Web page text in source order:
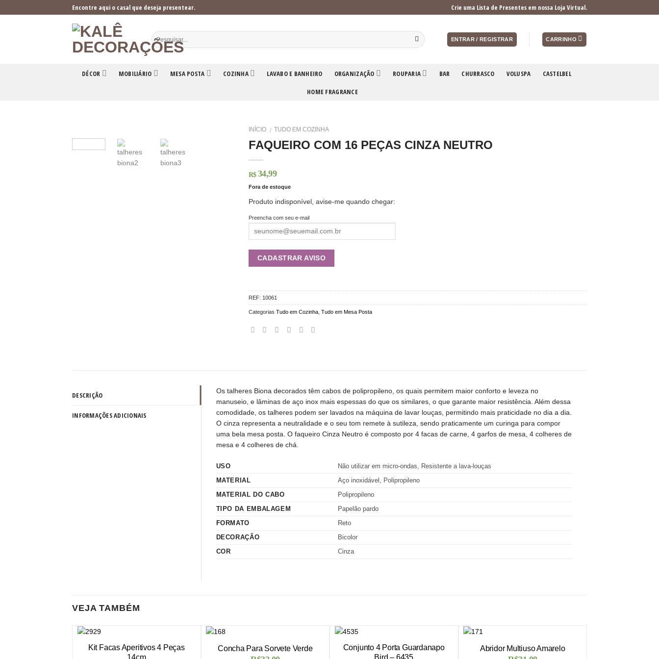
to
Encontre aqui o casal que deseja presentear. Crie uma Lista de Presentes em nossa Loja Virtual.
ENTRAR / REGISTRAR CARRINHO
DÉCOR MOBILIÁRIO MESA POSTA COZINHA LAVABO E BANHEIRO ORGANIZAÇÃO ROUPARIA BAR CHURRASCO VOLUSPA CASTELBEL
HOME FRAGRANCE
INÍCIO / TUDO EM COZINHA
FAQUEIRO COM 16 PEÇAS CINZA NEUTRO
R$ 34,99
Fora de estoque
Produto indisponível, avise-me quando chegar:
Preencha com seu e-mail
REF: 10061
Categorias Tudo em Cozinha, Tudo em Mesa Posta
DESCRIÇÃO
INFORMAÇÕES ADICIONAIS
Os talheres Biona decorados têm cabos de polipropileno, os quais permitem maior conforto e leveza no
manuseio, e lâminas de aço inox mais espessas do que os similares, o que garante maior resistência. Além dessa
comodidade, os talheres podem ser lavados na máquina de lavar louças, permitindo mais praticidade no dia a dia.
O cinza representa a neutralidade e o seu tom remete à sutileza, sendo praticamente um curinga para compor
uma bela mesa posta. O faqueiro Cinza Neutro é composto por 4 facas de carne, 4 garfos de mesa, 4 colheres de
mesa e 4 colheres de chá.
USO
Não utilizar em micro-ondas, Resistente a lava-louças
MATERIAL
Aço inoxidável, Polipropileno
MATERIAL DO CABO
Polipropileno
TIPO DA EMBALAGEM
Papelão pardo
FORMATO
Reto
DECORAÇÃO
Bicolor
COR
Cinza
VEJA TAMBÉM
Kit Facas Aperitivos 4 Peças
Concha Para Sorvete Verde
Conjunto 4 Porta Guardanapo
Abridor Multiuso Amarelo